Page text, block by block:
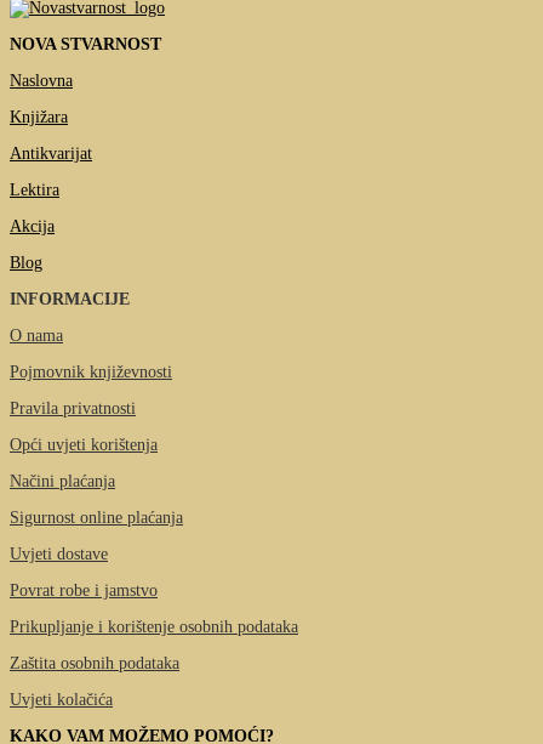
NOVA STVARNOST
Naslovna
Knjižara
Antikvarijat
Lektira
Akcija
Blog
INFORMACIJE
O nama
Pojmovnik književnosti
Pravila privatnosti
Opći uvjeti korištenja
Načini plaćanja
Sigurnost online plaćanja
Uvjeti dostave
Povrat robe i jamstvo
Prikupljanje i korištenje osobnih podataka
Zaštita osobnih podataka
Uvjeti kolačića
KAKO VAM MOŽEMO POMOĆI?